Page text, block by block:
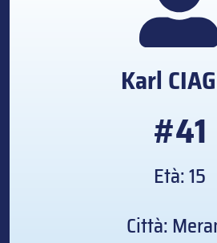
Karl
#41
Età: 15
Città: